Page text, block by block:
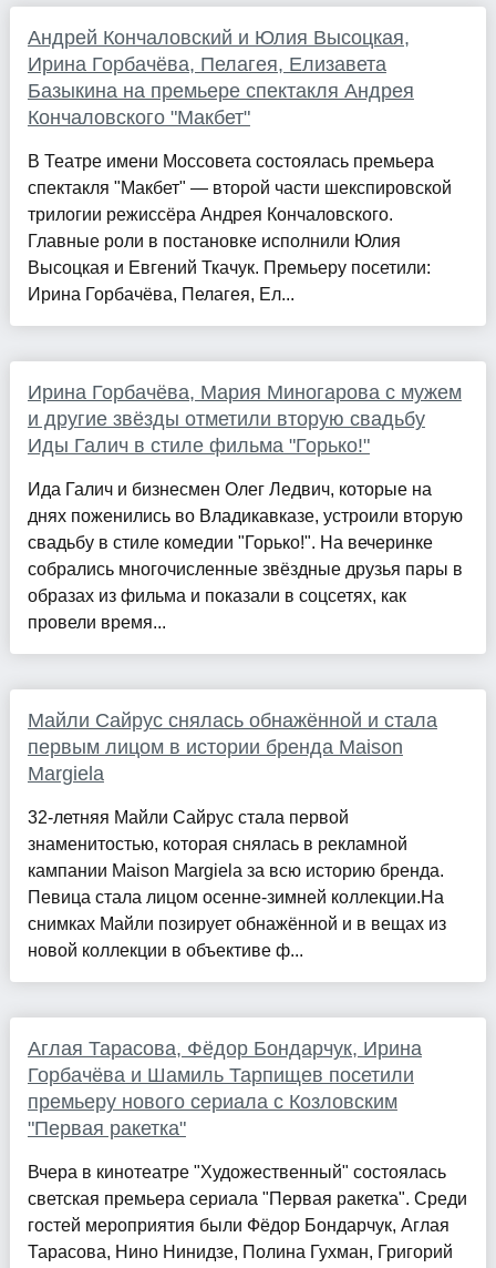
Андрей Кончаловский и Юлия Высоцкая,
Ирина Горбачёва, Пелагея, Елизавета
Базыкина на премьере спектакля Андрея
Кончаловского "Макбет"
В Театре имени Моссовета состоялась премьера
спектакля "Макбет" — второй части шекспировской
трилогии режиссёра Андрея Кончаловского.
Главные роли в постановке исполнили Юлия
Высоцкая и Евгений Ткачук. Премьеру посетили:
Ирина Горбачёва, Пелагея, Ел...
Ирина Горбачёва, Мария Миногарова с мужем
и другие звёзды отметили вторую свадьбу
Иды Галич в стиле фильма "Горько!"
Ида Галич и бизнесмен Олег Ледвич, которые на
днях поженились во Владикавказе, устроили вторую
свадьбу в стиле комедии "Горько!". На вечеринке
собрались многочисленные звёздные друзья пары в
образах из фильма и показали в соцсетях, как
провели время...
Майли Сайрус снялась обнажённой и стала
первым лицом в истории бренда Maison
Margiela
32-летняя Майли Сайрус стала первой
знаменитостью, которая снялась в рекламной
кампании Maison Margiela за всю историю бренда.
Певица стала лицом осенне-зимней коллекции.На
снимках Майли позирует обнажённой и в вещах из
новой коллекции в объективе ф...
Аглая Тарасова, Фёдор Бондарчук, Ирина
Горбачёва и Шамиль Тарпищев посетили
премьеру нового сериала с Козловским
"Первая ракетка"
Вчера в кинотеатре "Художественный" состоялась
светская премьера сериала "Первая ракетка". Среди
гостей мероприятия были Фёдор Бондарчук, Аглая
Тарасова, Нино Нинидзе, Полина Гухман, Григорий